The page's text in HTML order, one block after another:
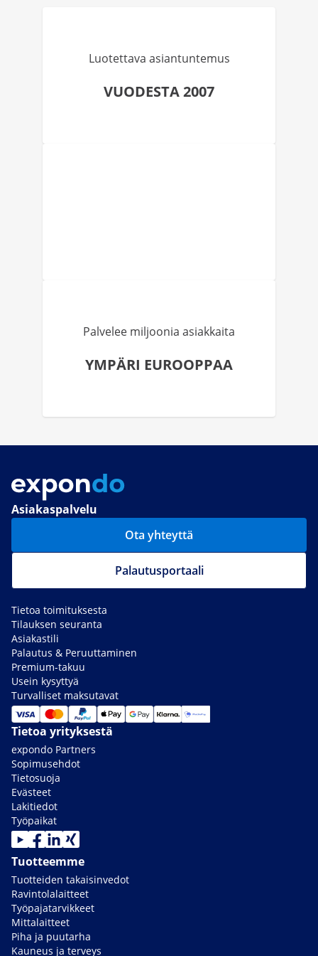
Luotettava asiantuntemus
VUODESTA 2007
Palvelee miljoonia asiakkaita
YMPÄRI EUROOPPAA
Asiakaspalvelu
Ota yhteyttä
Palautusportaali
Tietoa toimituksesta
Tilauksen seuranta
Asiakastili
Palautus & Peruuttaminen
Premium-takuu
Usein kysyttyä
Turvalliset maksutavat
Tietoa yrityksestä
expondo Partners
Sopimusehdot
Tietosuoja
Evästeet
Lakitiedot
Työpaikat
Tuotteemme
Tuotteiden takaisinvedot
Ravintolalaitteet
Työpajatarvikkeet
Mittalaitteet
Piha ja puutarha
Kauneus ja terveys